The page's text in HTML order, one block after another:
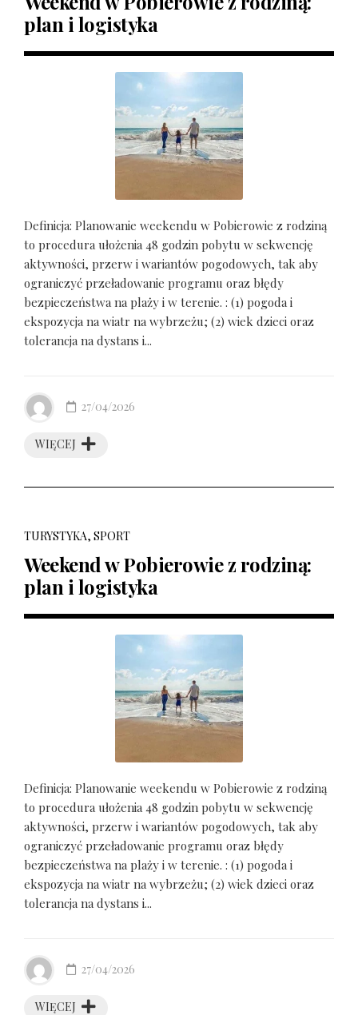
plan i logistyka
Definicja: Planowanie weekendu w Pobierowie z rodziną
to procedura ułożenia 48 godzin pobytu w sekwencję
aktywności, przerw i wariantów pogodowych, tak aby
ograniczyć przeładowanie programu oraz błędy
bezpieczeństwa na plaży i w terenie. : (1) pogoda i
ekspozycja na wiatr na wybrzeżu; (2) wiek dzieci oraz
tolerancja na dystans i...
WIĘCEJ
27/04/2026
TURYSTYKA, SPORT
Weekend w Pobierowie z rodziną:
plan i logistyka
Definicja: Planowanie weekendu w Pobierowie z rodziną
to procedura ułożenia 48 godzin pobytu w sekwencję
aktywności, przerw i wariantów pogodowych, tak aby
ograniczyć przeładowanie programu oraz błędy
bezpieczeństwa na plaży i w terenie. : (1) pogoda i
ekspozycja na wiatr na wybrzeżu; (2) wiek dzieci oraz
tolerancja na dystans i...
WIĘCEJ
27/04/2026